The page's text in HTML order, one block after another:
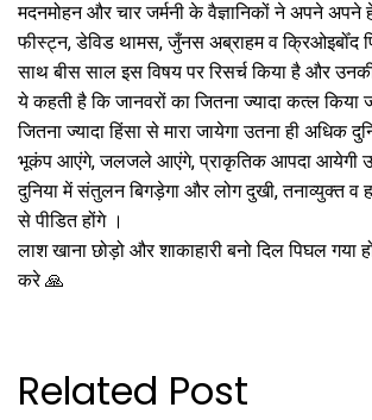
मदनमोहन और चार जर्मनी के वैज्ञानिकों ने अपने अपने
फीस्ट्न, डेविड थामस, जुँनस अब्राहम व क्रिओइबोँद
साथ बीस साल इस विषय पर रिसर्च किया है और
ये कहती है कि जानवरों का जितना ज्यादा कत्ल किया
जितना ज्यादा हिंसा से मारा जायेगा उतना ही अधिक
भूकंप आएंगे, जलजले आएंगे, प्राकृतिक आपदा आयेगी
दुनिया में संतुलन बिगड़ेगा और लोग दुखी, तनाव्युक्त व
से पीडित होंगे ।
लाश खाना छोड़ो और शाकाहारी बनो दिल पिघल गया
करे 🙏
Related Post